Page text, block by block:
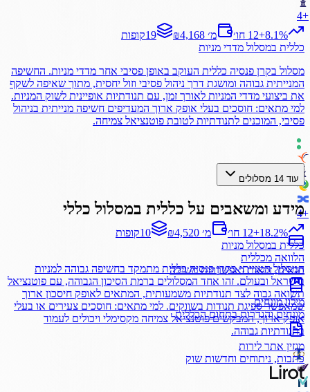
+
4
+8.1% 12 חו׳ ₪4,168 מ׳ 19קופות
כללית במסלול מדדי מניות
מסלול בקרן פנסיה כללית העוקב באופן פסיבי אחר מדדי מניות. החשיפה
המנייתית גבוהה ומושגת דרך ניהול פסיבי וזול יחסית, מתוך שאיפה לשקף
את ביצועי מדדי המניות לאורך זמן, עם תנודתיות אופיינית לשוק המניות.
למי מתאים: חוסכים בעלי אופק ארוך המעדיפים חשיפה מנייתית בניהול
פסיבי, המוכנים לתנודתיות לטובת פוטנציאל צמיחה.
+
4
+18.2% 12 חו׳ ₪4,520 מ׳ 10קופות
כללית במסלול מניות
המסלול המנייתי בקרן פנסיה כללית מתמקד בחשיפה גבוהה למניות
בישראל ובעולם. זהו אחד המסלולים ברמת הסיכון הגבוהה, עם פוטנציאל
תשואה גבוה לצד תנודתיות משמעותית, המתאים לאופק חיסכון ארוך
שמאפשר ספיגת תנודות בשווקים. למי מתאים: חוסכים צעירים או בעלי
אופק ארוך, המבקשים פוטנציאל צמיחה מקסימלי ויכולים לעמוד
בתנודתיות גבוהה.
עוד 14 מסלולים
מידע ומשאבים על כללית במסלול כללי
הלוואה מכללית
תנאים, זכאות ואפשרויות משיכה
מילון מונחים
מונחים והגדרות בתחום הכללית
מגזין אתר לירות
כתבות, ניתוחים וחדשות שוק